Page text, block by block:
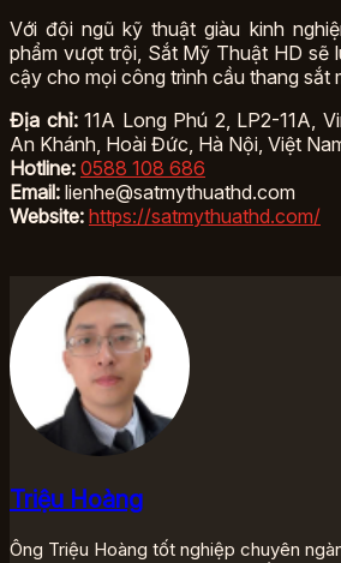
Với đội ngũ kỹ thuật giàu kinh
phẩm vượt trội, Sắt Mỹ Thuật HD sẽ
cậy cho mọi công trình cầu thang sắt
Địa chỉ:11A Long Phú 2, LP2-11A,
An Khánh, Hoài Đức, Hà Nội, Việt
Hotline: 0588 108 686
Email: lienhe@satmythuathd.com
Website: https://satmythuathd.com/
Triệu Hoàng
Ông Triệu Hoàng tốt nghiệp chuyên